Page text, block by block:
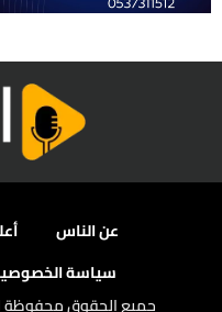
عن الناس
سياسة الخصوصية
جميع الحقوق محفوظة لراديو